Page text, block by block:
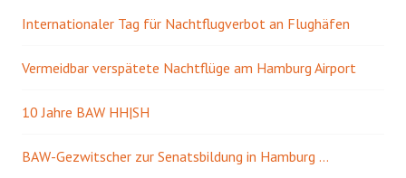
Internationaler Tag für Nachtflugverbot an Flughäfen
Vermeidbar verspätete Nachtflüge am Hamburg Airport
10 Jahre BAW HH|SH
BAW-Gezwitscher zur Senatsbildung in Hamburg …